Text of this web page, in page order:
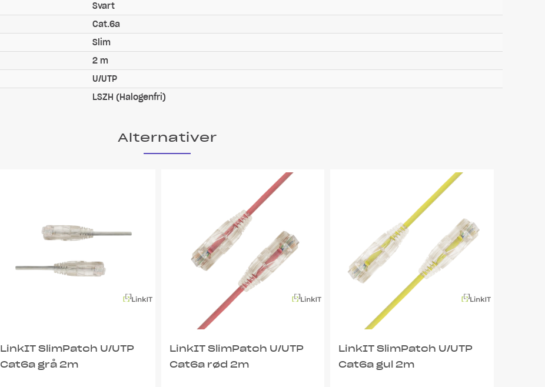
Svart
Cat.6a
Slim
2 m
U/UTP
LSZH (Halogenfri)
Alternativer
LinkIT SlimPatch U/UTP
Cat6a grå 2m
LinkIT SlimPatch U/UTP
Cat6a rød 2m
LinkIT SlimPatch U/UTP
Cat6a gul 2m